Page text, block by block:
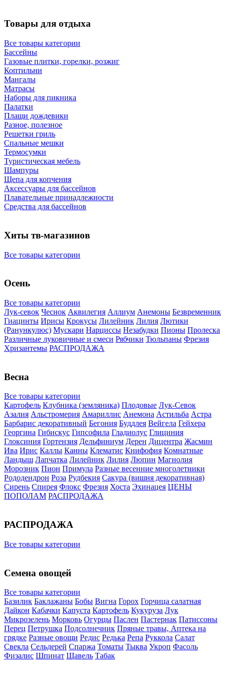
Товары для отдыха
Все товары категории
Бассейны
Газовые плитки, горелки, розжиг
Коптильни
Мангалы
Матрасы
Наборы для пикника
Палатки
Плащи дождевики
Разное, полезное
Решетки гриль
Спальные мешки
Термосумки
Туристическая мебель
Шампуры
Щепа для копчения
Аксессуары для бассейнов
Плавательные принадлежности
Средства для бассейнов
Хиты тв-магазинов
Все товары категории
Осень
Все товары категории
Лук-севок Чеснок Аквилегия Аллиум Анемоны Безвременник
Гиацинты Ирисы Крокусы Лилейник Лилия Лютики
(Ранункулюс) Мускари Нарцисcы Незабудки Пионы Пролеска
Различные луковичные и смеси Рябчики Тюльпаны Фрезия
Хризантемы РАСПРОДАЖА
Весна
Все товары категории
Картофель Клубника (земляника) Плодовые Лук-Севок
Азалия Альстромерия Амариллис Анемона Астильба Астра
Барбарис декоративный Бегония Буддлея Вейгела Гейхера
Георгина Гибискус Гипсофила Гладиолус Глициния
Глоксиния Гортензия Дельфиниум Дерен Дицентра Жасмин
Ива Ирис Каллы Канны Клематис Книфофия Комнатные
Ландыш Лапчатка Лилейник Лилия Люпин Магнолия
Морозник Пион Примула Разные весенние многолетники
Рододендрон Роза Рудбекия Сакура (вишня декоративная)
Сирень Спирея Флокс Фрезия Хоста Эхинацея ЦЕНЫ
ПОПОЛАМ РАСПРОДАЖА
РАСПРОДАЖА
Все товары категории
Семена овощей
Все товары категории
Базилик Баклажаны Бобы Вигна Горох Горчица салатная
Дайкон Кабачки Капуста Картофель Кукуруза Лук
Микрозелень Морковь Огурцы Паслен Пастернак Патиссоны
Перец Петрушка Подсолнечник Пряные травы, Аптека на
грядке Разные овощи Редис Редька Репа Руккола Салат
Свекла Сельдерей Спаржа Томаты Тыква Укроп Фасоль
Физалис Шпинат Щавель Табак